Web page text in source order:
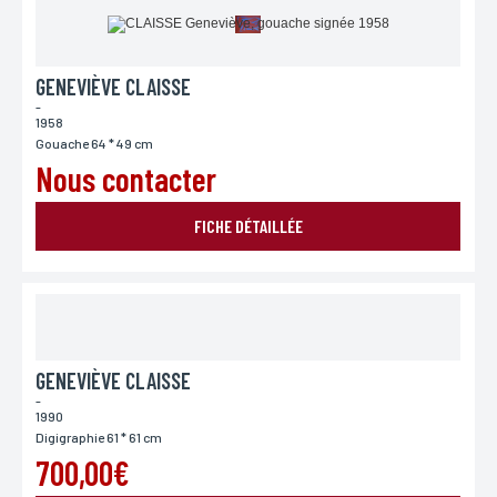
GENEVIÈVE CLAISSE
-
1958
Gouache 64 * 49 cm
Nous contacter
FICHE DÉTAILLÉE
GENEVIÈVE CLAISSE
-
1990
Digigraphie 61 * 61 cm
700,00€